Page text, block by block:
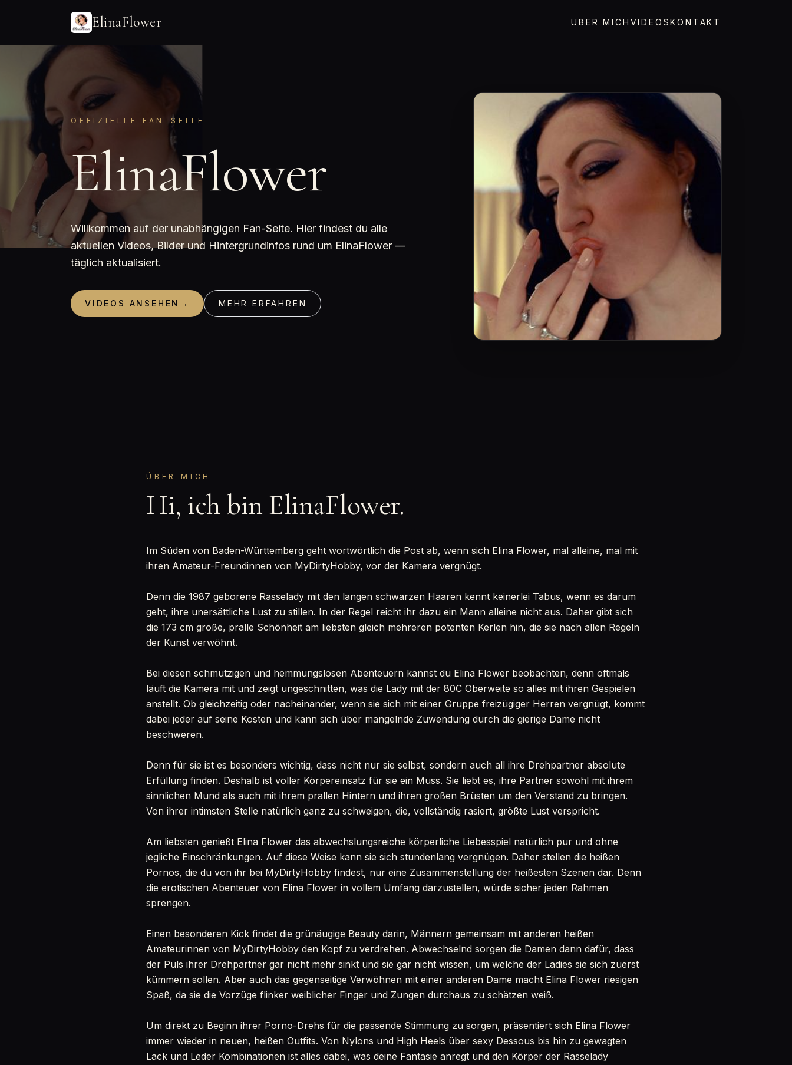
ElinaFlower ÜBER MICH VIDEOSKONTAKT
OFFIZIELLE FAN-SEITE
ElinaFlower
Willkommen auf der unabhängigen Fan-Seite. Hier findest du alle
aktuellen Videos, Bilder und Hintergrundinfos rund um ElinaFlower —
täglich aktualisiert.
VIDEOS ANSEHEN → MEHR ERFAHREN
ÜBER MICH
Hi, ich bin ElinaFlower.
Im Süden von Baden-Württemberg geht wortwörtlich die Post ab, wenn sich Elina Flower, mal alleine, mal mit
ihren Amateur-Freundinnen von MyDirtyHobby, vor der Kamera vergnügt.
Denn die 1987 geborene Rasselady mit den langen schwarzen Haaren kennt keinerlei Tabus, wenn es darum
geht, ihre unersättliche Lust zu stillen. In der Regel reicht ihr dazu ein Mann alleine nicht aus. Daher gibt sich
die 173 cm große, pralle Schönheit am liebsten gleich mehreren potenten Kerlen hin, die sie nach allen Regeln
der Kunst verwöhnt.
Bei diesen schmutzigen und hemmungslosen Abenteuern kannst du Elina Flower beobachten, denn oftmals
läuft die Kamera mit und zeigt ungeschnitten, was die Lady mit der 80C Oberweite so alles mit ihren Gespielen
anstellt. Ob gleichzeitig oder nacheinander, wenn sie sich mit einer Gruppe freizügiger Herren vergnügt, kommt
dabei jeder auf seine Kosten und kann sich über mangelnde Zuwendung durch die gierige Dame nicht
beschweren.
Denn für sie ist es besonders wichtig, dass nicht nur sie selbst, sondern auch all ihre Drehpartner absolute
Erfüllung finden. Deshalb ist voller Körpereinsatz für sie ein Muss. Sie liebt es, ihre Partner sowohl mit ihrem
sinnlichen Mund als auch mit ihrem prallen Hintern und ihren großen Brüsten um den Verstand zu bringen.
Von ihrer intimsten Stelle natürlich ganz zu schweigen, die, vollständig rasiert, größte Lust verspricht.
Am liebsten genießt Elina Flower das abwechslungsreiche körperliche Liebesspiel natürlich pur und ohne
jegliche Einschränkungen. Auf diese Weise kann sie sich stundenlang vergnügen. Daher stellen die heißen
Pornos, die du von ihr bei MyDirtyHobby findest, nur eine Zusammenstellung der heißesten Szenen dar. Denn
die erotischen Abenteuer von Elina Flower in vollem Umfang darzustellen, würde sicher jeden Rahmen
sprengen.
Einen besonderen Kick findet die grünäugige Beauty darin, Männern gemeinsam mit anderen heißen
Amateurinnen von MyDirtyHobby den Kopf zu verdrehen. Abwechselnd sorgen die Damen dann dafür, dass
der Puls ihrer Drehpartner gar nicht mehr sinkt und sie gar nicht wissen, um welche der Ladies sie sich zuerst
kümmern sollen. Aber auch das gegenseitige Verwöhnen mit einer anderen Dame macht Elina Flower riesigen
Spaß, da sie die Vorzüge flinker weiblicher Finger und Zungen durchaus zu schätzen weiß.
Um direkt zu Beginn ihrer Porno-Drehs für die passende Stimmung zu sorgen, präsentiert sich Elina Flower
immer wieder in neuen, heißen Outfits. Von Nylons und High Heels über sexy Dessous bis hin zu gewagten
Lack und Leder Kombinationen ist alles dabei, was deine Fantasie anregt und den Körper der Rasselady